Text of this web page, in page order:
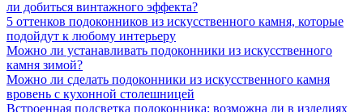
ли добиться винтажного эффекта?
5 оттенков подоконников из искусственного камня, которые
подойдут к любому интерьеру
Можно ли устанавливать подоконники из искусственного
камня зимой?
Можно ли сделать подоконники из искусственного камня
вровень с кухонной столешницей
Встроенная подсветка подоконника: возможна ли в изделиях